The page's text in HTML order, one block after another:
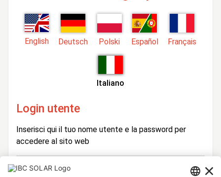
English Deutsch Polski Español Français
Italiano
Login utente
Inserisci qui il tuo nome utente e la password per
accedere al sito web
Login